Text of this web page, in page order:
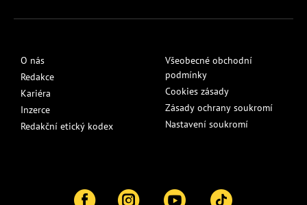
O nás
Redakce
Kariéra
Inzerce
Redakční etický kodex
Všeobecné obchodní
podmínky
Cookies zásady
Zásady ochrany soukromí
Nastavení soukromí